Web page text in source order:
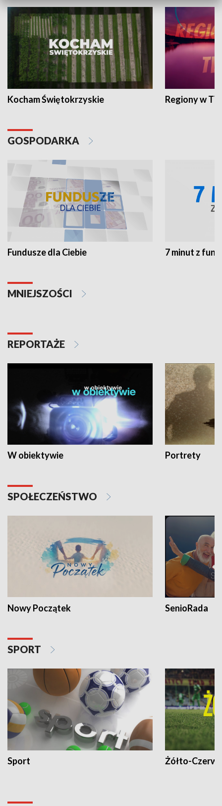
Kocham Świętokrzyskie Regiony w
GOSPODARKA
Fundusze dla Ciebie 7 minut z
MNIEJSZOŚCI
REPORTAŻE
W obiektywie Portrety
SPOŁECZEŃSTWO
Nowy Początek SenioRada
SPORT
Sport Żółto-